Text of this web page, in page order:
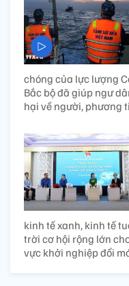
chóng của lực lượng
Bắc bộ đã giúp ngư
hại về người, phương
kinh tế xanh, kinh tế
trời cơ hội rộng lớn
vực khởi nghiệp đổi